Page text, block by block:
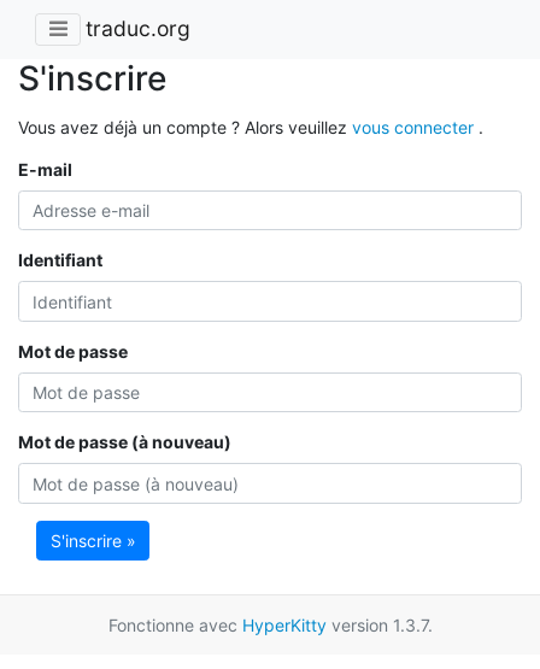
traduc.org
S'inscrire
Vous avez déjà un compte ? Alors veuillez vous connecter .
E-mail
Identifiant
Mot de passe
Mot de passe (à nouveau)
S'inscrire »
Fonctionne avec HyperKittyversion 1.3.7.